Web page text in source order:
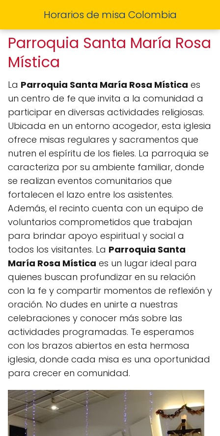
Horarios de misa Colombia
Parroquia Santa María Rosa
Mística
La Parroquia Santa María Rosa Mística es
un centro de fe que invita a la comunidad a
participar en diversas actividades religiosas.
Ubicada en un entorno acogedor, esta iglesia
ofrece misas regulares y sacramentos que
nutren el espíritu de los fieles. La parroquia se
caracteriza por su ambiente familiar, donde
se realizan eventos comunitarios que
fortalecen el lazo entre los asistentes.
Además, el recinto cuenta con un equipo de
voluntarios comprometidos que trabajan
para brindar apoyo espiritual y social a
todos los visitantes. La Parroquia Santa
María Rosa Mística es un lugar ideal para
quienes buscan profundizar en su relación
con la fe y compartir momentos de reflexión y
oración. No dudes en unirte a nuestras
celebraciones y conocer más sobre las
actividades programadas. Te esperamos
con los brazos abiertos en esta hermosa
iglesia, donde cada misa es una oportunidad
para crecer en comunidad.